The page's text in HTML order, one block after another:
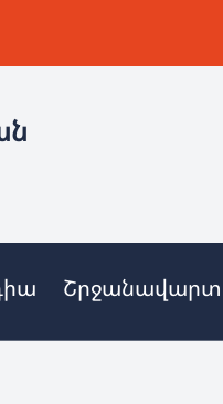
Շրջանավարտ